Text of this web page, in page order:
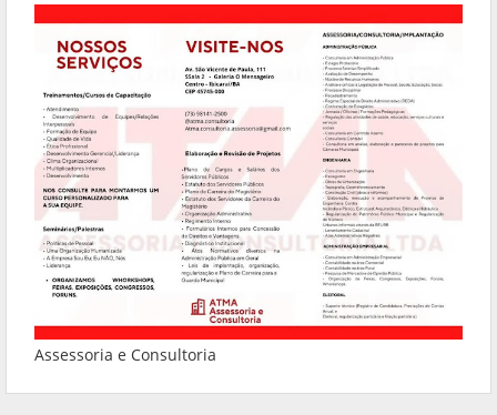
Assessoria e Consultoria